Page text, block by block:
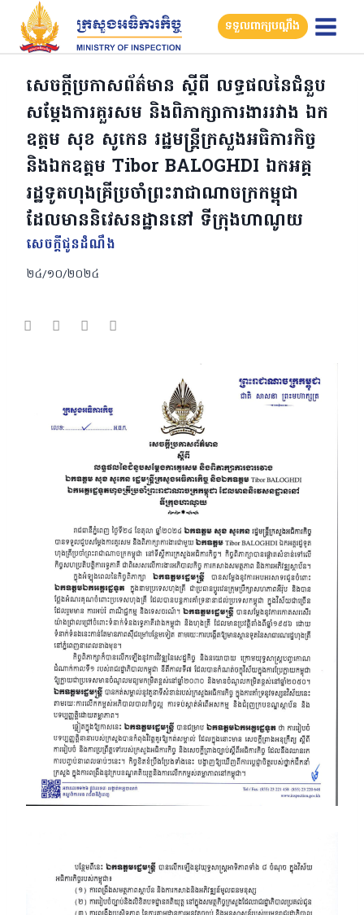
Skip
content
ទទួលពាក្យបណ្តឹង
សេចក្ដីប្រកាសព័ត៌មាន ស្ដីពី លទ្ធផលនៃជំនួប
សម្ដែងការគួរសម និងពិភាក្សាការងាររវាង ឯក
ឧត្តម សុខ សូកេន រដ្ឋមន្រ្តីក្រសួងអធិការកិច្ច
និងឯកឧត្តម Tibor BALOGHDI ឯកអគ្គ
រដ្ឋទូតហុងគ្រីប្រចាំព្រះរាជាណាចក្រកម្ពុជា
ដែលមាននិវេសនដ្ឋាននៅ ទីក្រុងហាណូយ
សេចក្តីជូនដំណឹង
២៤/១០/២០២៤